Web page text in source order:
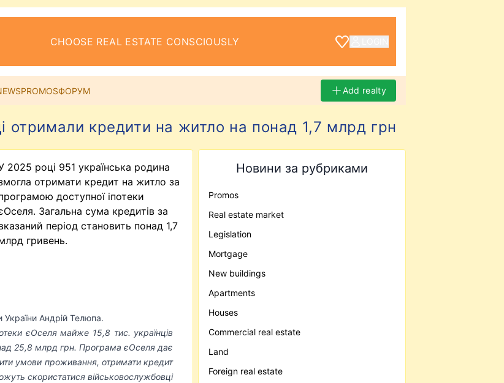
CHOOSE REAL ESTATE CONSCIOUSLY
PROMOSФОРУМ Add realty
отримали кредити на житло на понад 1,7 млрд грн
2025 році 951 українська родина
отримати кредит на житло за
доступної іпотеки
Загальна сума кредитів за
період становить понад 1,7
гривень.
України Андрій Телюпа.
єОселя майже 15,8 тис. українців
25,8 млрд грн. Програма єОселя дає
умови проживання, отримати кредит
скористатися військовослужбовці
Новини за рубриками
Promos
Real estate market
Legislation
Mortgage
New buildings
Apartments
Houses
Commercial real estate
Land
Foreign real estate